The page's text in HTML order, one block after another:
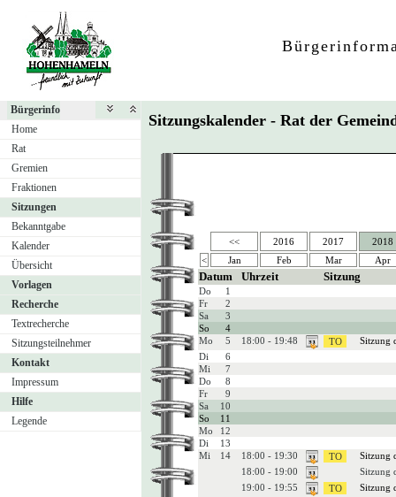
Bürgerinfo
Home
Rat
Gremien
Fraktionen
Sitzungen
Bekanntgabe
Kalender
Übersicht
Vorlagen
Recherche
Textrecherche
Sitzungsteilnehmer
Kontakt
Impressum
Hilfe
Legende
Sitzungskalender - Rat der
<< 2016 2017
2018
<
Jan Feb Mar Apr
Datum Uhrzeit Sitzung
Do
1
Fr
2
Sa
3
So
4
Mo
5 18:00 - 19:48
Sitzung
Di
6
Mi
7
Do
8
Fr
9
Sa
10
So
11
Mo
12
Di
13
Mi
14 18:00 - 19:30
Sitzung
18:00 - 19:00
Sitzung
19:00 - 19:55
Sitzung